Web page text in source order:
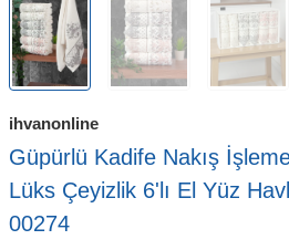
ihvanonline
Güpürlü Kadife Nakış
Lüks Çeyizlik 6'lı El Yüz
00274